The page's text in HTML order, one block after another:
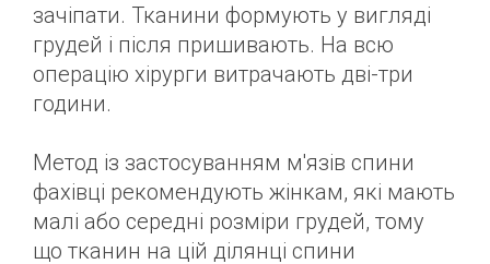
зачіпати. Тканини формують у вигляді
грудей і після пришивають. На всю
операцію хірурги витрачають дві-три
години.
Метод із застосуванням м'язів спини
фахівці рекомендують жінкам, які мають
малі або середні розміри грудей, тому
що тканин на цій ділянці спини